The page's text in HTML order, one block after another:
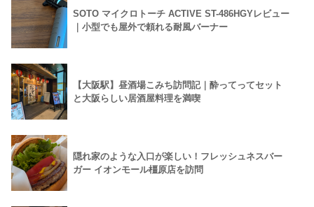
SOTO マイクロトーチ ACTIVE ST-486HGYレビュー
｜小型でも屋外で頼れる耐風バーナー
【大阪駅】昼酒場こみち訪問記｜酔ってってセット
と大阪らしい居酒屋料理を満喫
隠れ家のような入口が楽しい！フレッシュネスバー
ガー イオンモール橿原店を訪問